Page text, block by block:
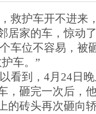
救护车开不进来
居家的车，惊动
车位不容易，被
车。”
看到，4月24日
，砸完一次后，
的砖头再次砸向